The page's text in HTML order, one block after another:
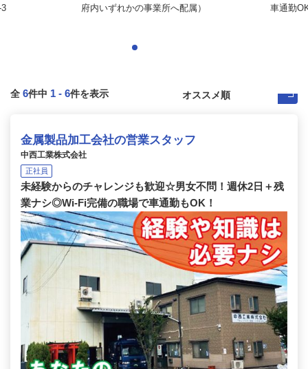
府内いずれかの事業所へ配属）
車通勤
全 6件中 1 - 6件を表示
金属製品加工会社の営業スタッフ
中西工業株式会社
正社員
未経験からのチャレンジも歓迎☆男女不問！週休2日＋残
業ナシ◎Wi-Fi完備の職場で車通勤もOK！